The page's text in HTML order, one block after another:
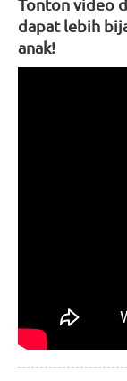
Tonton video
dapat lebih
anak!